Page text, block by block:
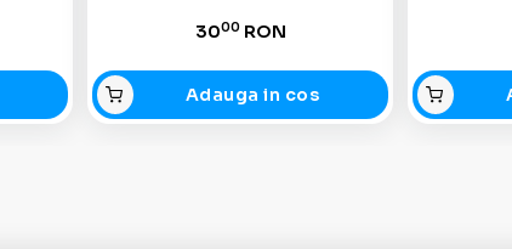
3000RON
Adauga in cos